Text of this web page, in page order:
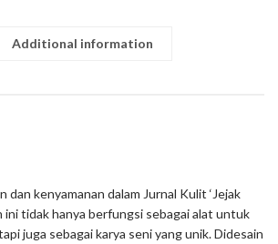
Additional information
dan kenyamanan dalam Jurnal Kulit ‘Jejak
ini tidak hanya berfungsi sebagai alat untuk
juga sebagai karya seni yang unik. Didesain